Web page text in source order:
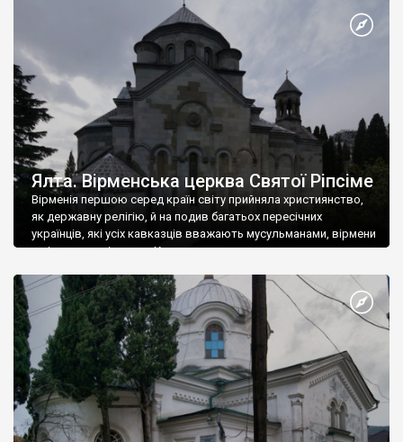
Херсонесі Володимир-язичник, став Василем-християнином.
А потім було Хрещення Русі. На честь Херсонесу Таврійського
Ялта. Вірменська церква Святої Ріпсіме
Вірменія першою серед країн світу прийняла християнство,
як державну релігію, й на подив багатьох пересічних
українців, які усіх кавказців вважають мусульманами, вірмени
є відданими вірянами Христа